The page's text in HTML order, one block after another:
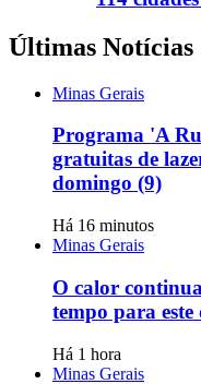
Últimas Notícias
Minas Gerais
Programa 'A
gratuitas de
domingo (9)
Há 16 minutos
Minas Gerais
O calor
tempo para
Há 1 hora
Minas Gerais